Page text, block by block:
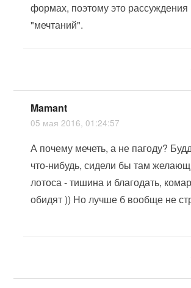
формах, поэтому это рассуждения
"мечтаний".
Mamant
05 мая 2016, 01:24:57
А почему мечеть, а не пагоду?
что-нибудь, сидели бы там
лотоса - тишина и благодать,
обидят )) Но лучше б вообще не